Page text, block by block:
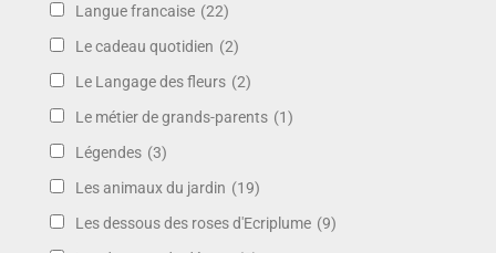
Langue francaise (22)
Le cadeau quotidien (2)
Le Langage des fleurs (2)
Le métier de grands-parents (1)
Légendes (3)
Les animaux du jardin (19)
Les dessous des roses d'Ecriplume (9)